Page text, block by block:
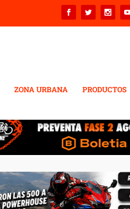
ZONA URBANA PRODUCTOS